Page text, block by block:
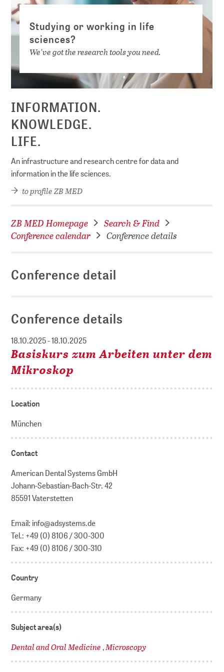
Studying or working in life
sciences?
We've got the research tools you need.
INFORMATION.
KNOWLEDGE.
LIFE.
An infrastructure and research centre for data and
information in the life sciences.
to profile ZB MED
ZB MED Homepage
Search & Find
Conference calendar
Conference details
Conference detail
Conference details
18.10.2025 - 18.10.2025
Basiskurs zum Arbeiten unter dem
Mikroskop
Location
München
Contact
American Dental Systems GmbH
Johann-Sebastian-Bach-Str. 42
85591 Vaterstetten
Email: info@adsystems.de
Tel.: +49 (0) 8106 / 300-300
Fax: +49 (0) 8106 / 300-310
Country
Germany
Subject area(s)
Dental and Oral Medicine ,Microscopy